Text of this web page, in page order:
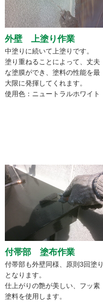
外壁 上塗り作業
中塗りに続いて上塗りです。
塗り重ねることによって、丈夫
な塗膜ができ、塗料の性能を最
大限に発揮してくれます。
使用色：ニュートラルホワイト
付帯部 塗布作業
付帯部も外壁同様、原則3回塗り
となります。
仕上がりの艶が美しい、フッ素
塗料を使用します。